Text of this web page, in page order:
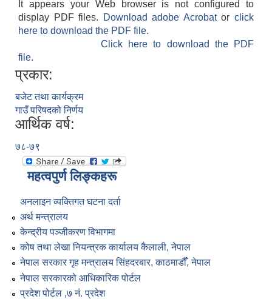
It appears your Web browser is not configured to
display PDF files.
Download adobe Acrobatorclick
here to download the PDF file.
Click here to download the PDF
file.
प्रकार:
बजेट तथा कार्यक्रम
गाउँ परिषदको निर्णय
आर्थिक वर्ष:
७८-७९
महत्वपुर्ण लिङ्कहरू
अनलाइन व्यक्तिगत घटना दर्ता
अर्थ मन्त्रालय
केन्द्रीय पञ्जीकरण विभागमा
कोष तथा लेखा नियन्त्रक कार्यालय कैलाली, नेपाल
नेपाल सरकार गृह मन्त्रालय सिंहदरबार, काठमाडौँ, नेपाल
नेपाल सरकारको आधिकारिक पोर्टल
प्रदेश पोर्टल ,७ नं. प्रदेश